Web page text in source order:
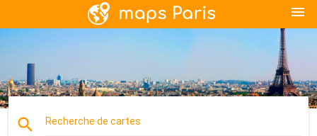
menu
search Recherche de cartes